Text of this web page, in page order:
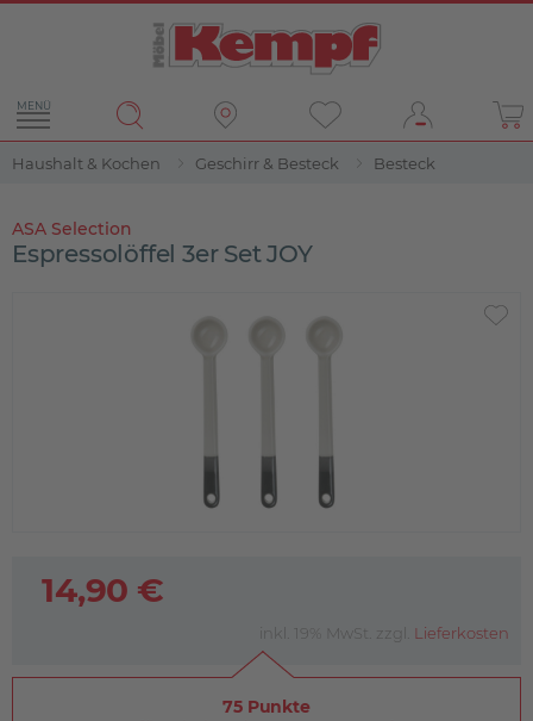
MENÜ
Haushalt & Kochen Geschirr & Besteck Besteck
ASA Selection
Espressolöffel 3er Set JOY
14,90 €
inkl. 19% MwSt. zzgl. Lieferkosten
75 Punkte